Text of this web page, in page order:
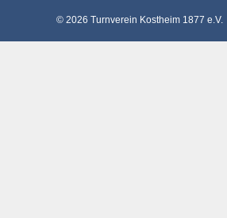
© 2026 Turnverein Kostheim 1877 e.V.